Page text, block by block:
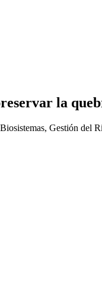
la
Gestión del